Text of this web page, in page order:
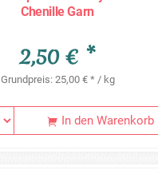
Chenille Garn
2,50 € *
Grundpreis: 25,00 € * / kg
In den Warenkorb